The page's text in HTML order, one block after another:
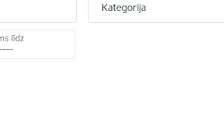
Kategorija
līdz